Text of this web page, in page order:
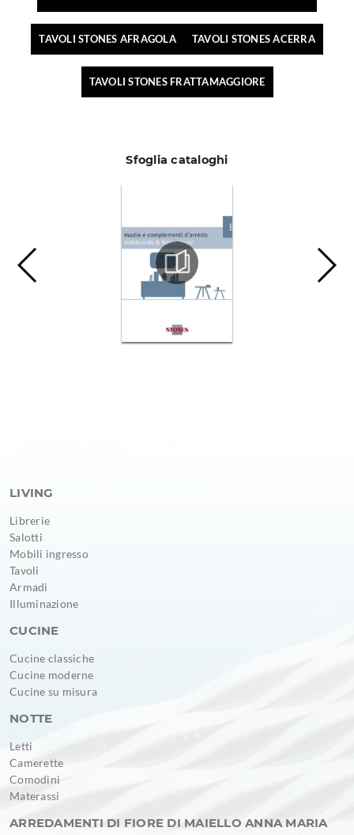
TAVOLI STONES AFRAGOLA TAVOLI STONES ACERRA
TAVOLI STONES FRATTAMAGGIORE
Sfoglia cataloghi
LIVING
Librerie
Salotti
Mobili ingresso
Tavoli
Armadi
Illuminazione
CUCINE
Cucine classiche
Cucine moderne
Cucine su misura
NOTTE
Letti
Camerette
Comodini
Materassi
ARREDAMENTI DI FIORE DI MAIELLO ANNA MARIA